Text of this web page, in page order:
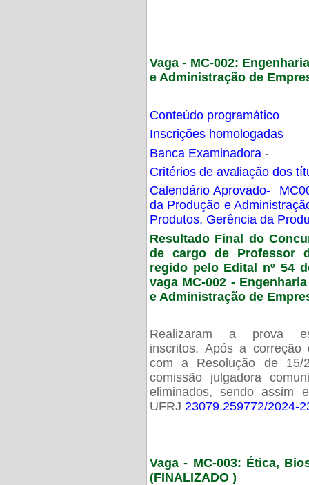
Vaga - MC-002:
e Administração de
Conteúdo programático
Inscrições homologadas
Banca Examinadora -
Critérios de avaliação dos
Calendário Aprovado-
da Produção e
Produtos, Gerência da
Resultado Final do
de cargo de Professor
regido pelo Edital nº 54
vaga MC-002 -
e Administração de
Realizaram a prova
inscritos. Após a
com a Resolução de 15/
comissão julgadora
eliminados, sendo assim
UFRJ 23079.259772/2024-
Vaga - MC-003: Ética,
(FINALIZADO )